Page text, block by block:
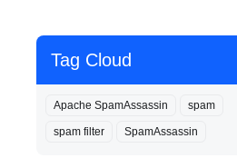
Tag Cloud
Apache SpamAssassin spam
spam filter SpamAssassin